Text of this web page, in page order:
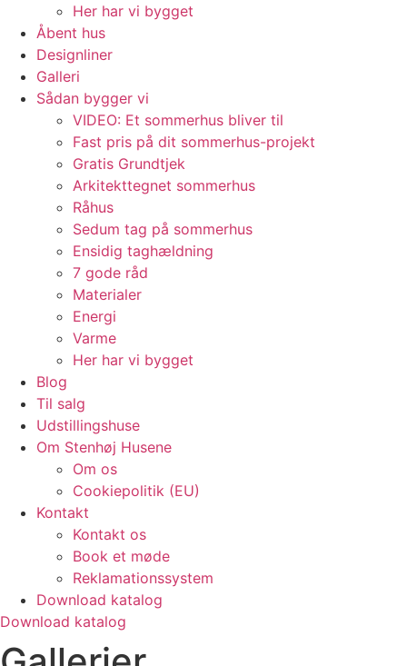
Her har vi bygget
Åbent hus
Designliner
Galleri
Sådan bygger vi
VIDEO: Et sommerhus bliver til
Fast pris på dit sommerhus-projekt
Gratis Grundtjek
Arkitekttegnet sommerhus
Råhus
Sedum tag på sommerhus
Ensidig taghældning
7 gode råd
Materialer
Energi
Varme
Her har vi bygget
Blog
Til salg
Udstillingshuse
Om Stenhøj Husene
Om os
Cookiepolitik (EU)
Kontakt
Kontakt os
Book et møde
Reklamationssystem
Download katalog
Download katalog